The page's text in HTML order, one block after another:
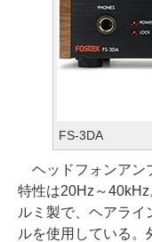
FS-3DA
ヘッドフォンアン
特性は20Hz～
ルミ製で、ヘアライ
ルを使用している